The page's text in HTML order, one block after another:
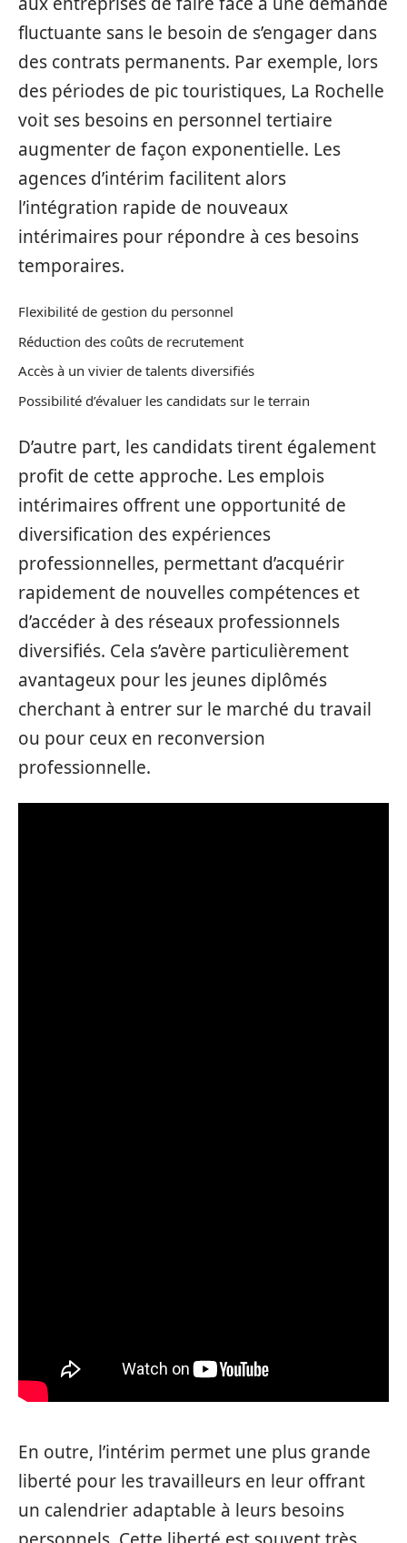
fluctuante sans le besoin de s’engager dans
des contrats permanents. Par exemple, lors
des périodes de pic touristiques, La Rochelle
voit ses besoins en personnel tertiaire
augmenter de façon exponentielle. Les
agences d’intérim facilitent alors
l’intégration rapide de nouveaux
intérimaires pour répondre à ces besoins
temporaires.
Flexibilité de gestion du personnel
Réduction des coûts de recrutement
Accès à un vivier de talents diversifiés
Possibilité d’évaluer les candidats sur le terrain
D’autre part, les candidats tirent également
profit de cette approche. Les emplois
intérimaires offrent une opportunité de
diversification des expériences
professionnelles, permettant d’acquérir
rapidement de nouvelles compétences et
d’accéder à des réseaux professionnels
diversifiés. Cela s’avère particulièrement
avantageux pour les jeunes diplômés
cherchant à entrer sur le marché du travail
ou pour ceux en reconversion
professionnelle.
En outre, l’intérim permet une plus grande
liberté pour les travailleurs en leur offrant
un calendrier adaptable à leurs besoins